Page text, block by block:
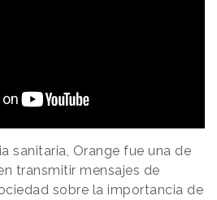
sanitaria, Orange fue una de
transmitir mensajes de
sobre la importancia de